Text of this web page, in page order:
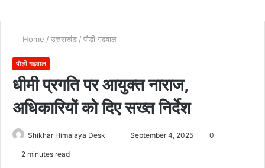
Home / उत्तराखंड / पौड़ी गढ़वाल
पौड़ी गढ़वाल
धीमी प्रगति पर आयुक्त नाराज,
अधिकारियों को दिए सख्त निर्देश
Shikhar Himalaya Desk
SendSeptember 4, 2025 0
2 minutes read